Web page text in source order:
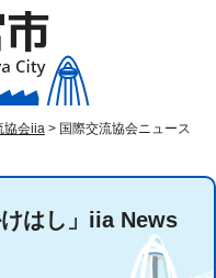
協会iia > 国際交流協会ニュース
はし」iia News